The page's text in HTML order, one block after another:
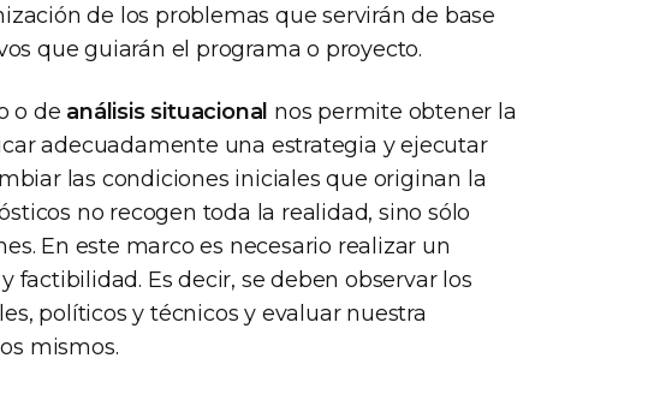
de los problemas que servirán de base
que guiarán el programa o proyecto.
o de análisis situacional nos permite obtener la
adecuadamente una estrategia y ejecutar
las condiciones iniciales que originan la
no recogen toda la realidad, sino sólo
En este marco es necesario realizar un
factibilidad. Es decir, se deben observar los
políticos y técnicos y evaluar nuestra
mismos.